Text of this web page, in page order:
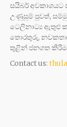
සයිබර් අවකාශයට
උණුසුම් පුවත්,
ටෙලිනාට්‍ය ඇතුළු
තොරතුරු,
තුළින් ජනගත
Contact us: